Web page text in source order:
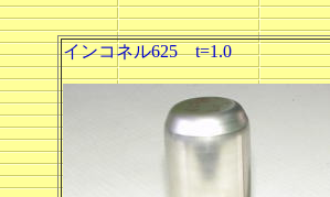
インコネル625 t=1.0